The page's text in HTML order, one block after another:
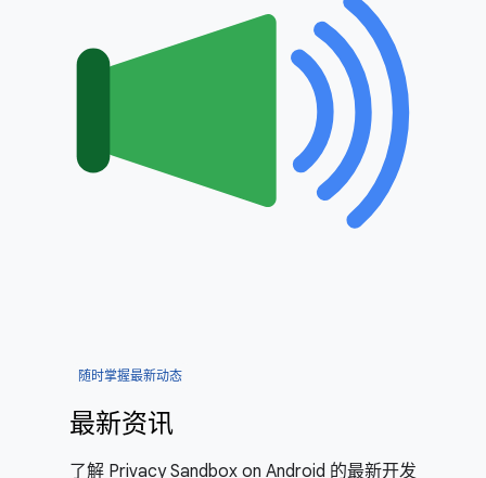
随时掌握最新动态
最新资讯
了解 Privacy Sandbox on Android 的最新开发